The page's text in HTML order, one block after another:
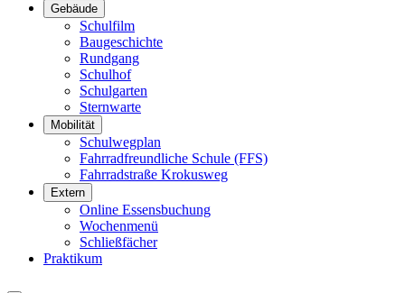
Gebäude
Schulfilm
Baugeschichte
Rundgang
Schulhof
Schulgarten
Sternwarte
Mobilität
Schulwegplan
Fahrradfreundliche Schule (FFS)
Fahrradstraße Krokusweg
Extern
Online Essensbuchung
Wochenmenü
Schließfächer
Praktikum